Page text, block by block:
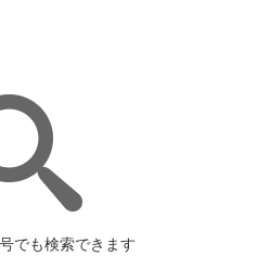
でも検索できます